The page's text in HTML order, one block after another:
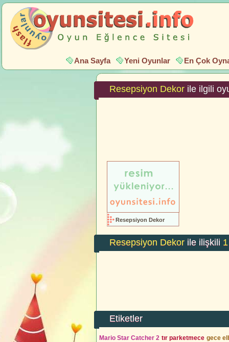
Ana Sayfa Yeni Oyunlar En Çok
Resepsiyon Dekor ile ilgili
Resepsiyon Dekor
Resepsiyon Dekor ile ilişkili 1
Etiketler
Mario Star Catcher 2 tır parketmece gece